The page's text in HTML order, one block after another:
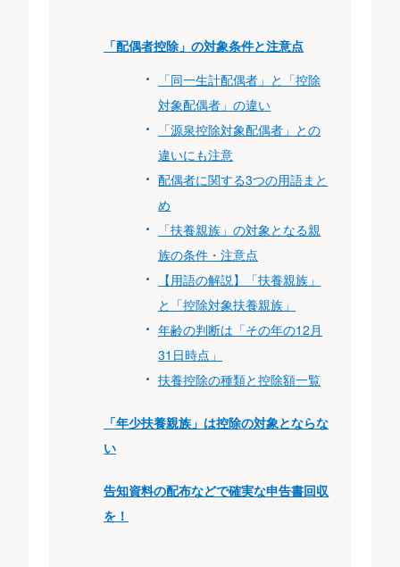
「配偶者控除」の対象条件と注意点
「同一生計配偶者」と「控除
対象配偶者」の違い
「源泉控除対象配偶者」との
違いにも注意
配偶者に関する3つの用語まと
め
「扶養親族」の対象となる親
族の条件・注意点
【用語の解説】「扶養親族」
と「控除対象扶養親族」
年齢の判断は「その年の12月
31日時点」
扶養控除の種類と控除額一覧
「年少扶養親族」は控除の対象とならな
い
告知資料の配布などで確実な申告書回収
を！